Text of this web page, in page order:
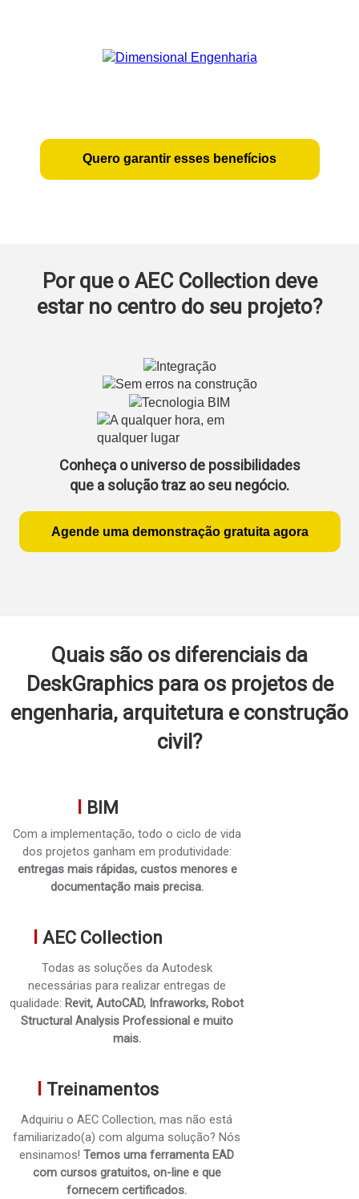
Quero garantir esses benefícios
Por que o AEC Collection deve
estar no centro do seu projeto?
Conheça o universo de possibilidades
que a solução traz ao seu negócio.
Agende uma demonstração gratuita agora
Quais são os diferenciais da
DeskGraphics para os projetos de
engenharia, arquitetura e construção
civil?
BIM
Com a implementação, todo o ciclo de vida
dos projetos ganham em produtividade:
entregas mais rápidas, custos menores e
documentação mais precisa.
AEC Collection
Todas as soluções da Autodesk
necessárias para realizar entregas de
qualidade: Revit, AutoCAD, Infraworks, Robot
Structural Analysis Professional e muito
mais.
Treinamentos
Adquiriu o AEC Collection, mas não está
familiarizado(a) com alguma solução? Nós
ensinamos! Temos uma ferramenta EAD
com cursos gratuitos, on-line e que
fornecem certificados.